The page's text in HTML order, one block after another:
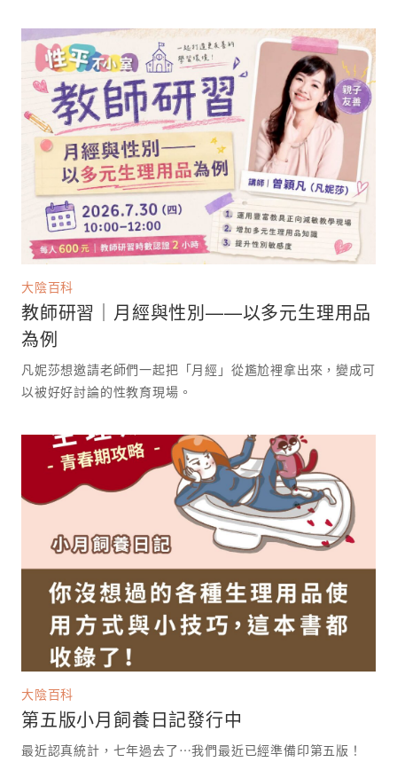
大陰百科
教師研習｜月經與性別——以多元生理用品
為例
凡妮莎想邀請老師們一起把「月經」從尷尬裡拿出來，變成可
大陰百科
第五版小月飼養日記發行中
最近認真統計，七年過去了⋯我們最近已經準備印第五版！